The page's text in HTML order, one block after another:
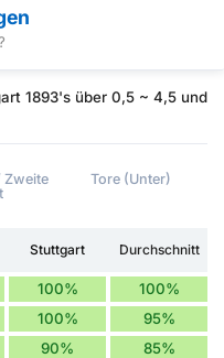
1893's über 0,5 ~ 4,5 und
Zweite
Tore (Unter)
Stuttgart Durchschnitt
100% 100%
100% 95%
90% 85%